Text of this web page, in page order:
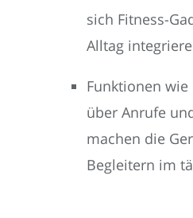
sich Fitness-
Alltag
Funktionen
über Anrufe
machen die
Begleitern im